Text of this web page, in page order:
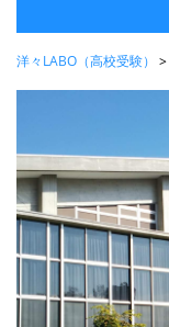
洋々LABO（高校受験） >